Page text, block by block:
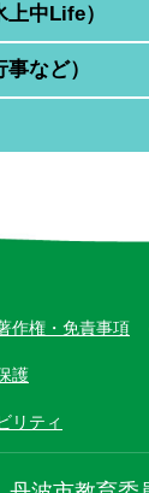
中Life）
など）
作権・免責事項
護
リティ